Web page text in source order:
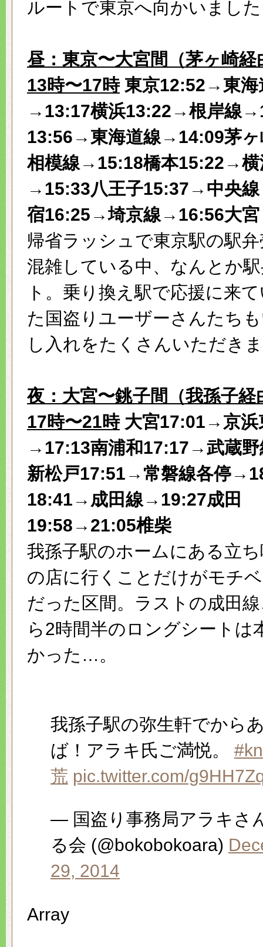
ルートで東京へ向かいまし
昼：東京〜大宮間（茅ヶ崎経
13時〜17時東京12:52→東海
→13:17横浜13:22→根岸線
13:56→東海道線→14:09茅
相模線→15:18橋本15:22→横
→15:33八王子15:37→中央
宿16:25→埼京線→16:56大宮
帰省ラッシュで東京駅の駅
混雑している中、なんとか
ト。乗り換え駅で応援に来
た国盗りユーザーさんたち
し入れをたくさんいただき
夜：大宮〜銚子間（我孫子経
17時〜21時大宮17:01→京浜
→17:13南浦和17:17→武蔵
新松戸17:51→常磐線各停
18:41→成田線→19:27成田
19:58→21:05椎柴
我孫子駅のホームにある立
の店に行くことだけがモチ
だった区間。ラストの成田
ら2時間半のロングシートは
かった…。
我孫子駅の弥生軒でから
ば！アラキ氏ご満悦。
荒 pic.twitter.com/
— 国盗り事務局アラキさ
る会 (@bokobokoara)
29, 2014
Array